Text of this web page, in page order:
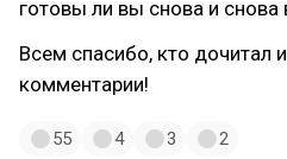
готовы ли вы снова и снова
Всем спасибо, кто дочитал
комментарии!
55 4 3 2